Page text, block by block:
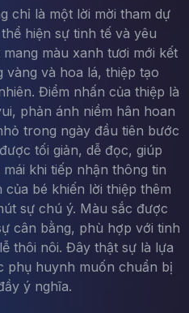
chỉ là một lời mời tham dự
hiện sự tinh tế và yêu
màu xanh tươi mới kết
và hoa lá, thiệp tạo
Điểm nhấn của thiệp là
phản ánh niềm hân hoan
trong ngày đầu tiên bước
tối giản, dễ đọc, giúp
khi tiếp nhận thông tin
bé khiến lời thiệp thêm
sự chú ý. Màu sắc được
cân bằng, phù hợp với tinh
thôi nôi. Đây thật sự là lựa
phụ huynh muốn chuẩn bị
ý nghĩa.